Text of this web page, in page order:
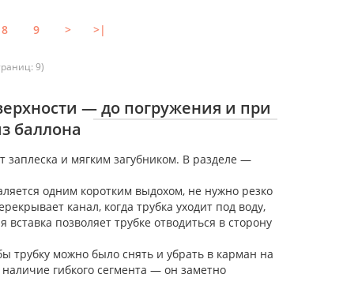
8 9 > >|
9)
— до погружения и при
баллона
заплеска и мягким загубником. В разделе —
одним коротким выдохом, не нужно резко
канал, когда трубка уходит под воду,
позволяет трубке отводиться в сторону
трубку можно было снять и убрать в карман на
гибкого сегмента — он заметно